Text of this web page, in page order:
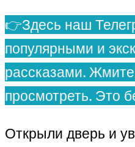
👉Здесь наш
популярными и
рассказами.
просмотреть. Это
Открыли дверь и